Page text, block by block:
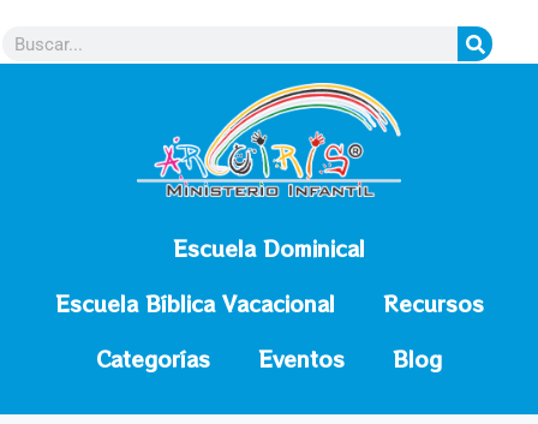
Escuela Dominical
Escuela Bíblica Vacacional
Recursos
Categorías
Eventos Blog